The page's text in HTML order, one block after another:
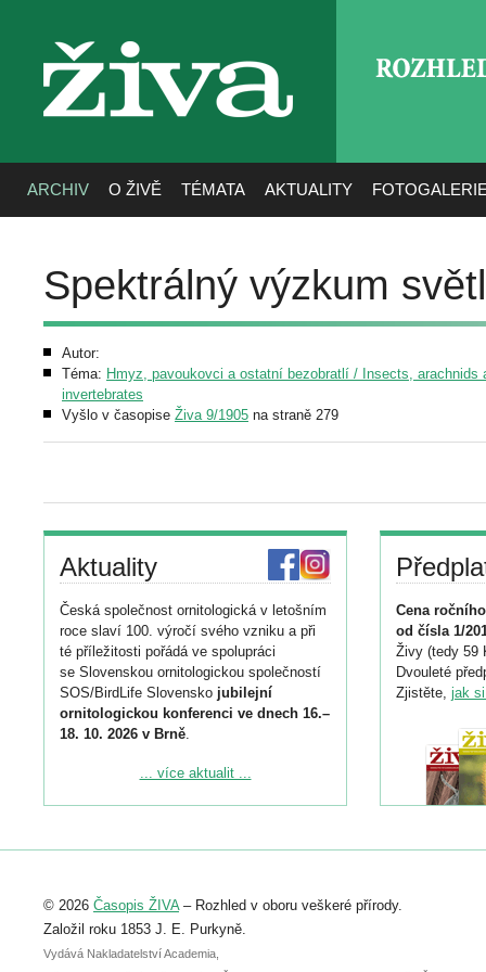
živa
ARCHIV O ŽIVĚ TÉMATA AKTUALITY
Spektrálný výzkum
Autor:
Téma: Hmyz, pavoukovci a ostatní bezobratlí / Insects, arachnids
invertebrates
Vyšlo v časopise Živa 9/1905 na straně 279
Aktuality
Česká společnost ornitologická v letošním
roce slaví 100. výročí svého vzniku a při
té příležitosti pořádá ve spolupráci
se Slovenskou ornitologickou společností
SOS/BirdLife Slovensko jubilejní
ornitologickou konferenci ve dnech 16.–
18. 10. 2026 v Brně.
Podrobnější informace ke konferenci
Registrovat se můžete do 6. září.
abstraktu přihlášené přednášky nebo
posteru je už 30. června.
... více aktualit ...
Cena
od čísla 1/
Živy (tedy 59
Dvouleté
Zjistěte, jak
© 2026 Časopis ŽIVA– Rozhled v oboru veškeré přírody.
Založil roku 1853 J. E. Purkyně.
Vydává Nakladatelství Academia,